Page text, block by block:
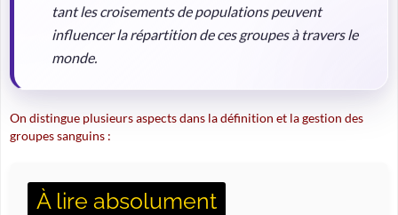
tant les croisements de populations peuvent
influencer la répartition de ces groupes à travers le
monde.
On distingue plusieurs aspects dans la définition et la gestion des
groupes sanguins :
À lire absolument